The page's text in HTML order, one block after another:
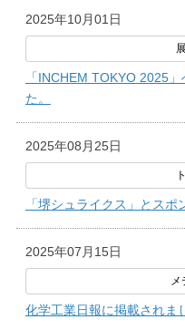
2025年10月01日
「INCHEM TOKYO 2025
た。
2025年08月25日
「堺シュライクス」とス
2025年07月15日
化学工業日報に掲載されま